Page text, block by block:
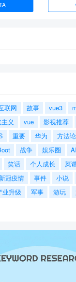
联网 故事 vue3
义 vue 影视推荐
重要 华为 方法论
战争 娱乐圈 AI
笑话 个人成长 菜
新冠疫情 事件 小说
业升级 军事 游玩